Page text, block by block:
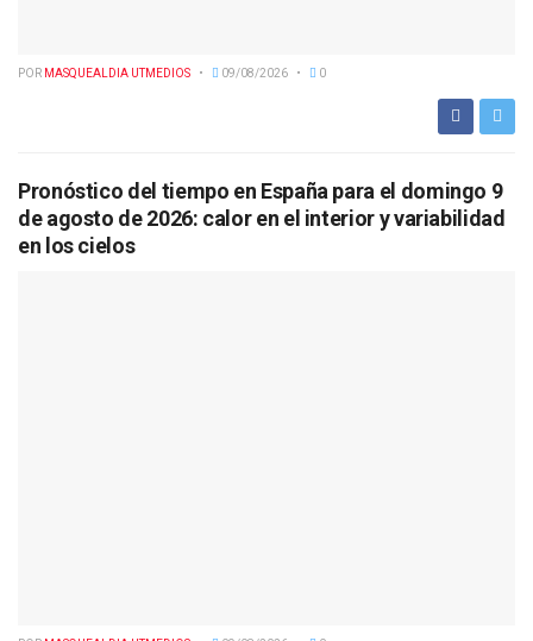
POR MASQUEALDIA UTMEDIOS 09/08/2026 0
Pronóstico del tiempo en España para el domingo 9
de agosto de 2026: calor en el interior y variabilidad
en los cielos